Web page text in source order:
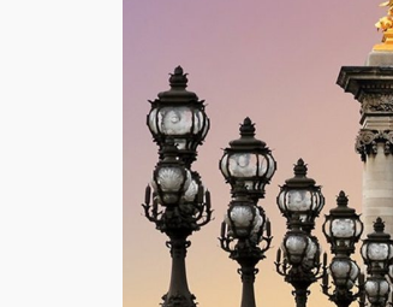
contarán con un descuento